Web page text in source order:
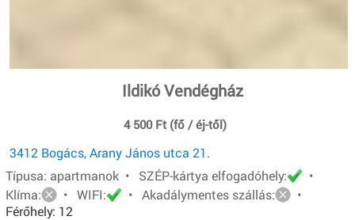
Ildikó Vendégház
4 500 Ft (fő / éj-től)
3412 Bogács, Arany János utca 21.
Típusa: apartmanok • SZÉP-kártya elfogadóhely:
•
Klíma:
• WIFI: • Akadálymentes szállás:
•
Férőhely: 12